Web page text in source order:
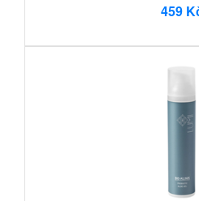
459